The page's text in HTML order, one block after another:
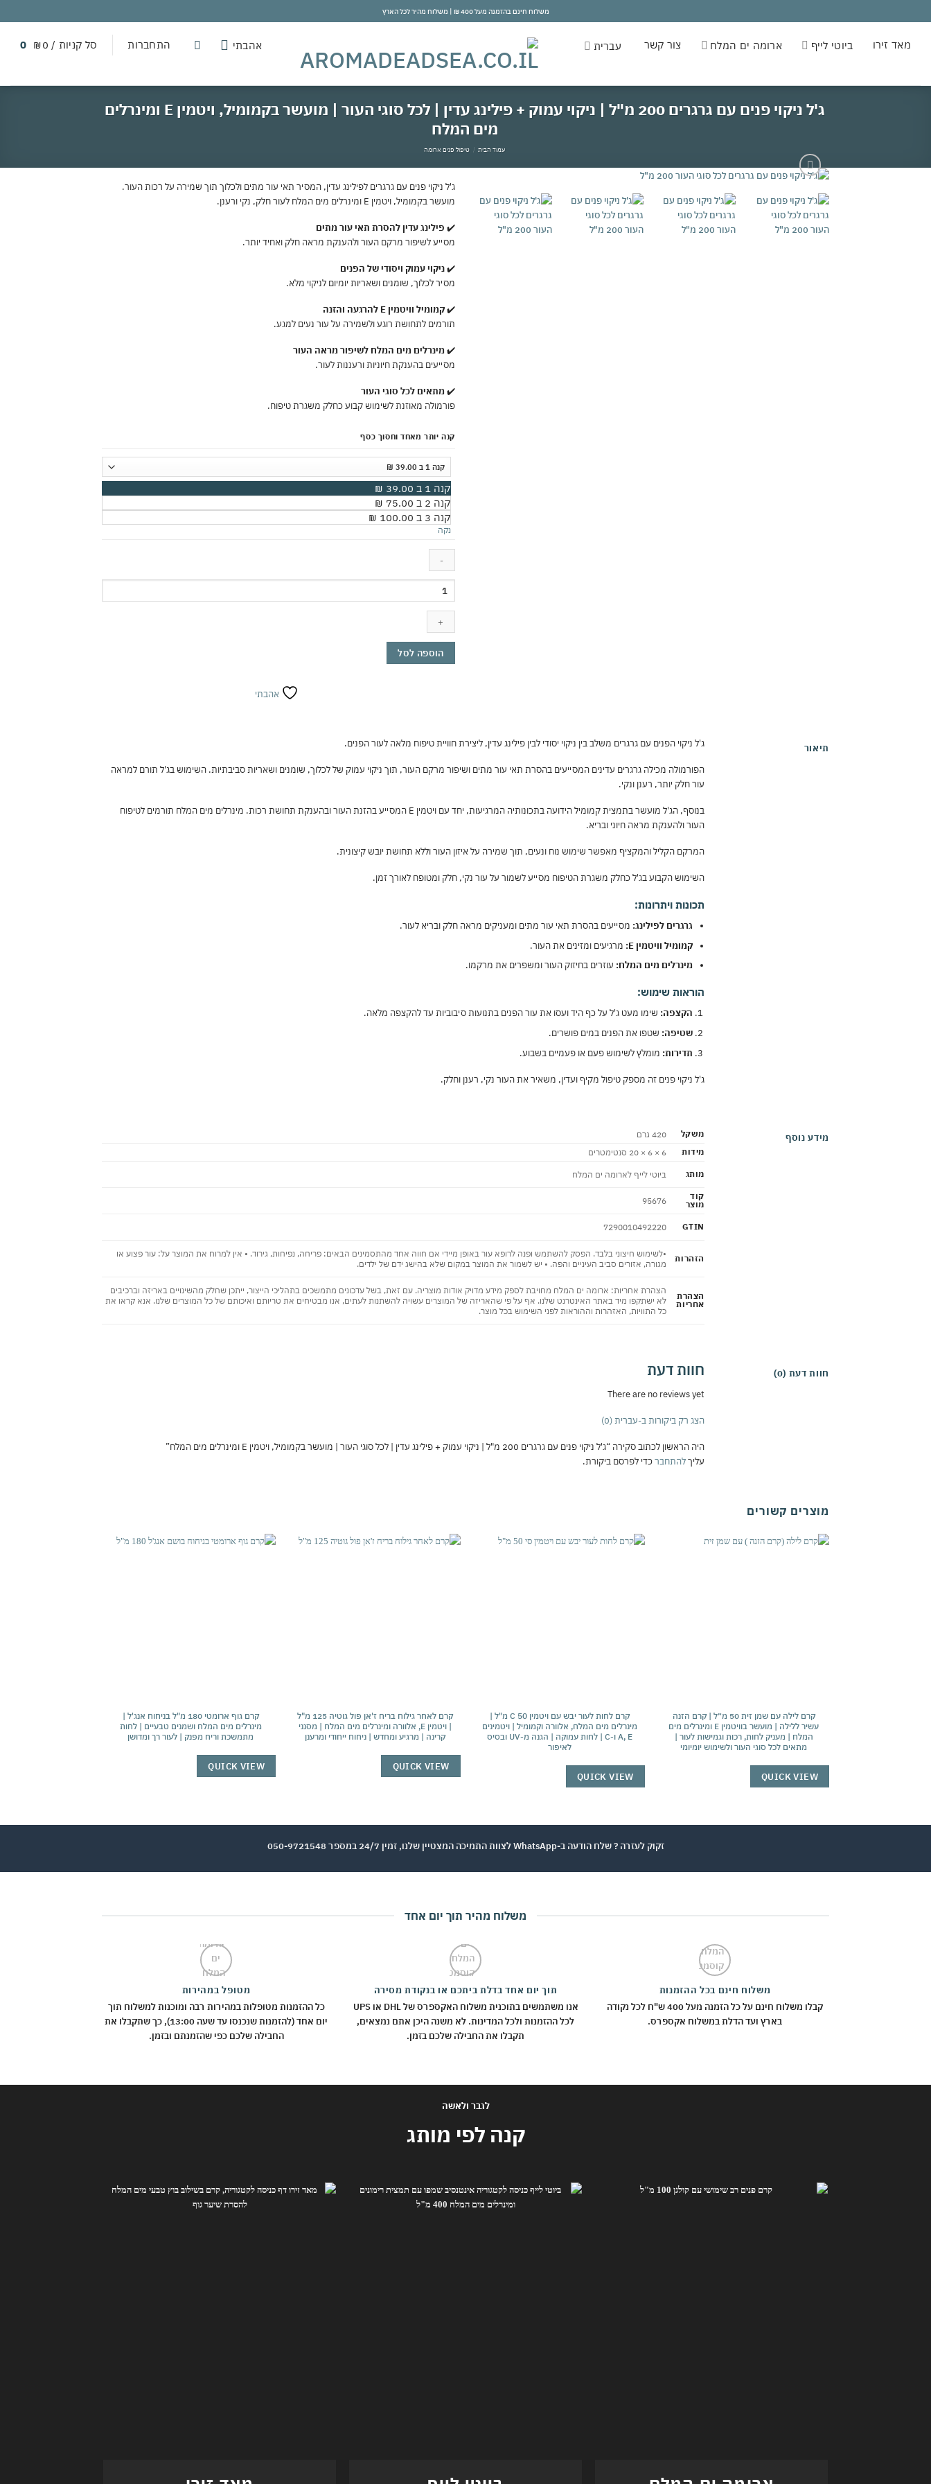
to
משלוח חינם בהזמנה מעל 400 ₪ | משלוח מהיר לכל הארץ
מאד זירו ביוטי לייף ארומה ים המלח צור קשר עברית אהבתי התחברות סל קניות / ₪0
0
ג'ל ניקוי פנים עם גרגרים 200 מ"ל | ניקוי עמוק + פילינג עדין | לכל סוגי העור | מועשר בקמומיל, ויטמין E ומינרלים
מים המלח
עמוד הבית / טיפול פנים ארומה
ג'ל ניקוי פנים עם גרגרים לפילינג עדין, המסיר תאי עור מתים ולכלוך תוך שמירה על רכות העור.
מועשר בקמומיל, ויטמין E ומינרלים מים המלח לעור חלק, נקי ורענן.
✔️ פילינג עדין להסרת תאי עור מתים
מסייע לשיפור מרקם העור ולהענקת מראה חלק ואחיד יותר.
✔️ניקוי עמוק ויסודי של הפנים
מסיר לכלוך, שומנים ושאריות יומיום לניקוי מלא.
✔️קמומיל וויטמין E להרגעה והזנה
תורמים לתחושת רוגע ולשמירה על עור נעים למגע.
✔️מינרלים מים המלח לשיפור מראה העור
מסייעים בהענקת חיוניות ורעננות לעור.
✔️מתאים לכל סוגי העור
פורמולה מאוזנת לשימוש קבוע כחלק משגרת טיפוח.
קנה יותר מאחד וחסוך כסף
קנה 1 ב 39.00 ₪
קנה 2 ב 75.00 ₪
קנה 3 ב 100.00 ₪
נקה
של
ג'ל
ניקוי
פנים
גרגרים
פילינג
|
העור
בקמומיל,
ויטמין
ומינרלים
הוספה לסל
אהבתי
תיאור ג'ל ניקוי הפנים עם גרגרים משלב בין ניקוי יסודי לבין פילינג עדין, ליצירת חוויית טיפוח מלאה לעור הפנים.
הפורמולה מכילה גרגרים עדינים המסייעים בהסרת תאי עור מתים ושיפור מרקם העור, תוך ניקוי עמוק של לכלוך, שומנים ושאריות סביבתיות. השימוש בג'ל תורם למראה
עור חלק יותר, רענן ונקי.
בנוסף, הג'ל מועשר בתמצית קמומיל הידועה בתכונותיה המרגיעות, יחד עם ויטמין E המסייע בהזנת העור ובהענקת תחושת רכות. מינרלים מים המלח תורמים לטיפוח
העור ולהענקת מראה חיוני ובריא.
המרקם הקליל והמקציף מאפשר שימוש נוח ונעים, תוך שמירה על איזון העור וללא תחושת יובש קיצונית.
השימוש הקבוע בג'ל כחלק משגרת הטיפוח מסייע לשמור על עור נקי, חלק ומטופח לאורך זמן.
תכונות ויתרונות:
גרגרים לפילינג: מסייעים בהסרת תאי עור מתים ומעניקים מראה חלק ובריא לעור.
קמומיל וויטמין E:
מרגיעים ומזינים את העור.
מינרלים מים המלח: עוזרים בחיזוק העור ומשפרים את מרקמו.
הוראות שימוש:
הקצפה: שימו מעט ג'ל על כף היד ועסו את עור הפנים בתנועות סיבוביות עד להקצפה מלאה.
שטיפה: שטפו את הפנים במים פושרים.
תדירות: מומלץ לשימוש פעם או פעמיים בשבוע.
ג'ל ניקוי פנים זה מספק טיפול מקיף ועדין, משאיר את העור נקי, רענן וחלק.
מידע נוסף משקל
420 גרם
מידות
6 × 6 × 20 סנטימטרים
מותג ביוטי לייף לארומה ים המלח
קוד
מוצר
95676
GTIN
7290010492220
הזהרות
•לשימוש חיצוני בלבד. הפסק להשתמש ופנה לרופא עור באופן מיידי אם חווה אחד מהתסמינים הבאים: פריחה, נפיחות, גירוד. • אין למרוח את המוצר על: עור פצוע או
מגורה, אזורים סביב העיניים והפה. • יש לשמור את המוצר במקום שלא בהישג ידם של ילדים.
הצהרת
אחריות
הצהרת אחריות: ארומה ים המלח מחויבת לספק מידע מדויק אודות מוצריה. עם זאת, בשל עדכונים מתמשכים בתהליכי הייצור, ייתכן שחלק מהשינויים באריזה וברכיבים
לא ישתקפו מיד באתר האינטרנט שלנו. אף על פי שהאריזה של המוצרים עשויה להשתנות לעתים, אנו מבטיחים את טריותם ואיכותם של כל המוצרים שלנו. אנא קראו את
כל התוויות, האזהרות וההוראות לפני השימוש בכל מוצר.
חוות דעת (0) חוות דעת
There are no reviews yet
הצג רק ביקורות ב-עברית (0)
היה הראשון לכתוב סקירה “ג'ל ניקוי פנים עם גרגרים 200 מ"ל | ניקוי עמוק + פילינג עדין | לכל סוגי העור | מועשר בקמומיל, ויטמין E ומינרלים מים המלח”
עליךלהתחברכדי לפרסם ביקורת.
מוצרים קשורים
קרם לילה עם שמן זית 50 מ״ל | קרם הזנה
עשיר ללילה | מועשר בוויטמין E ומינרלים מים
המלח | מעניק לחות, רכות וגמישות לעור |
מתאים לכל סוגי העור ולשימוש יומיומי
QUICK VIEW
קרם לחות לעור יבש עם ויטמין C 50 מ"ל |
מינרלים מים המלח, אלוורה וקמומיל | ויטמינים
A, E ו-C | לחות עמוקה | הגנה מ-UV ובסיס
לאיפור
QUICK VIEW
קרם לאחר גילוח בריח ז'אן פול גוטיה 125 מ"ל
| ויטמין E, אלוורה ומינרלים מים המלח | מסנני
קרינה | מרגיע ומחדש | ניחוח ייחודי ומרענן
QUICK VIEW
קרם גוף ארומטי 180 מ"ל בניחוח אנג'ל |
מינרלים מים המלח ושמנים טבעיים | לחות
מתמשכת וריח מפנק | לעור רך ומדושן
QUICK VIEW
זקוק לעזרה ? שלח הודעה ב-WhatsApp לצוות התמיכה המצטיין שלנו, זמין 24/7 במספר 050-9721548
משלוח מהיר תוך יום אחד
משלוח חינם בכל ההזמנות
קבלו משלוח חינם על כל הזמנה מעל 400 ש"ח לכל נקודה
בארץ ועד הדלת במשלוח אקספרס.
תוך יום אחד בדלת ביתכם או בנקודת מסירה
אנו משתמשים בתוכנית משלוח האקספרס של DHL או UPS
לכל ההזמנות ולכל המדינות. לא משנה היכן אתם נמצאים,
תקבלו את החבילה שלכם בזמן.
מטופל במהירות
כל ההזמנות מטופלות במהירות רבה ומוכנות למשלוח תוך
יום אחד (להזמנות שנכנסו עד שעה 13:00), כך שתקבלו את
החבילה שלכם כפי שהזמנתם ובזמן.
לגבר ולאשה
קנה לפי מותג